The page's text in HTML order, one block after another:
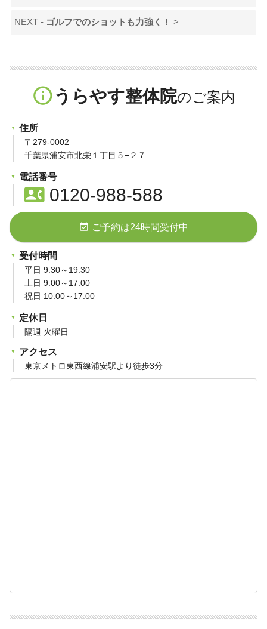
NEXT - ゴルフでのショットも力強く！ >
info_outlineうらやす整体院
住所
〒279-0002
千葉県浦安市北栄１丁目５−２７
電話番号
contact_phone0120-988-588
event_available ご予約は24時間受付中
受付時間
平日 9:30～19:30
土日 9:00～17:00
祝日 10:00～17:00
定休日
隔週 火曜日
アクセス
東京メトロ東西線浦安駅より徒歩3分